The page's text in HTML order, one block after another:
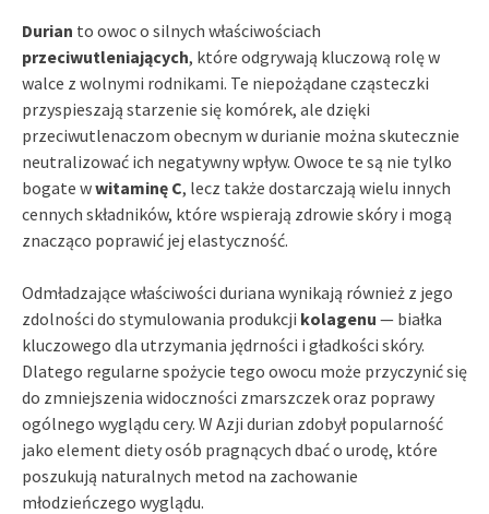
Durian to owoc o silnych właściwościach
przeciwutleniających, które odgrywają kluczową rolę w
walce z wolnymi rodnikami. Te niepożądane cząsteczki
przyspieszają starzenie się komórek, ale dzięki
przeciwutlenaczom obecnym w durianie można skutecznie
neutralizować ich negatywny wpływ. Owoce te są nie tylko
bogate wwitaminę C, lecz także dostarczają wielu innych
cennych składników, które wspierają zdrowie skóry i mogą
znacząco poprawić jej elastyczność.
Odmładzające właściwości duriana wynikają również z jego
zdolności do stymulowania produkcji kolagenu — białka
kluczowego dla utrzymania jędrności i gładkości skóry.
Dlatego regularne spożycie tego owocu może przyczynić się
do zmniejszenia widoczności zmarszczek oraz poprawy
ogólnego wyglądu cery. W Azji durian zdobył popularność
jako element diety osób pragnących dbać o urodę, które
poszukują naturalnych metod na zachowanie
młodzieńczego wyglądu.